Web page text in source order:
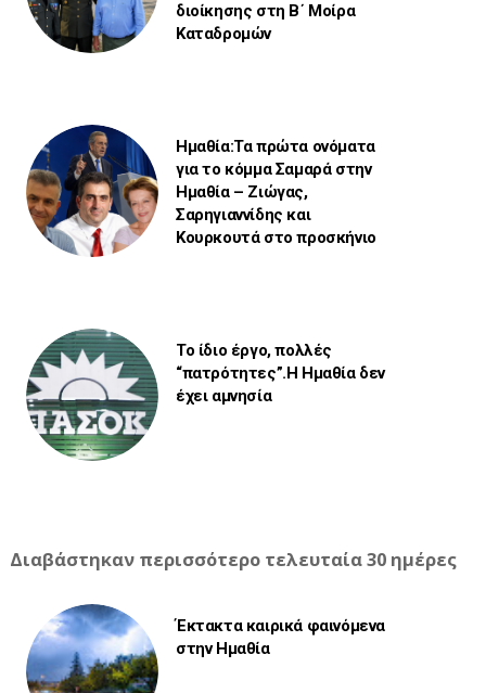
διοίκησης στη Β΄ Μοίρα
Καταδρομών
Ημαθία:Τα πρώτα ονόματα
για το κόμμα Σαμαρά στην
Ημαθία – Ζιώγας,
Σαρηγιαννίδης και
Κουρκουτά στο προσκήνιο
Το ίδιο έργο, πολλές
“πατρότητες”.Η Ημαθία δεν
έχει αμνησία
Διαβάστηκαν περισσότερο τελευταία 30 ημέρες
Έκτακτα καιρικά φαινόμενα
στην Ημαθία